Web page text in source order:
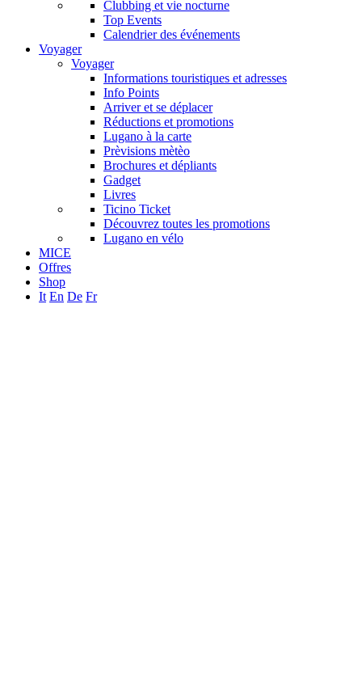
Clubbing et vie nocturne
Top Events
Calendrier des événements
Voyager
Voyager
Informations touristiques et adresses
Info Points
Arriver et se déplacer
Réductions et promotions
Lugano à la carte
Prèvisions mètèo
Brochures et dépliants
Gadget
Livres
Ticino Ticket
Découvrez toutes les promotions
Lugano en vélo
MICE
Offres
Shop
It En De Fr